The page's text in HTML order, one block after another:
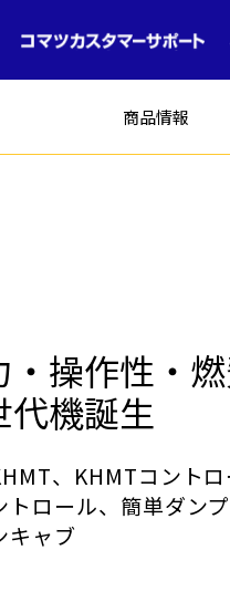
商品情報
土木
金属リサイクル
ICT建機
ホイールローダー
・操作性・
代機誕生
、KHMTコント
トロール、簡単ダン
キャブ